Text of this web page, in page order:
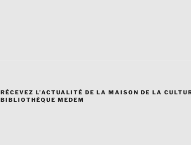
RÉCEVEZ L’ACTUALITÉ DE LA MAISON DE LA
BIBLIOTHÈQUE MEDEM